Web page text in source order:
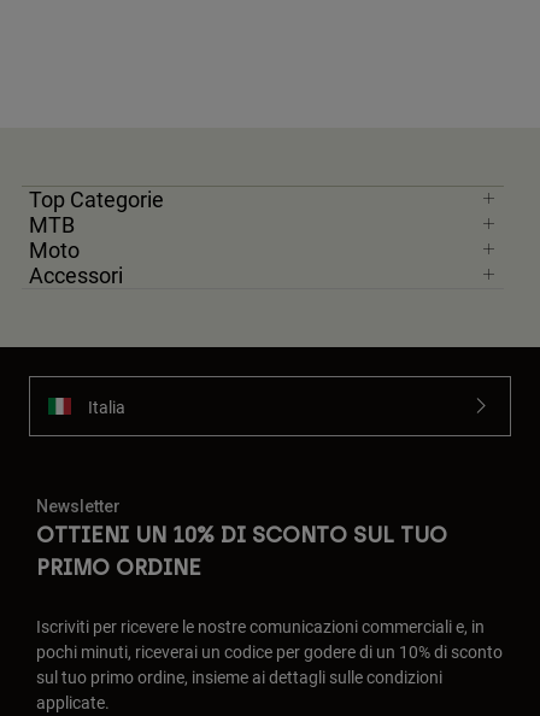
Top Categorie
MTB
Moto
Accessori
Italia
Newsletter
OTTIENI UN 10% DI SCONTO SUL TUO
PRIMO ORDINE
Iscriviti per ricevere le nostre comunicazioni commerciali e, in
pochi minuti, riceverai un codice per godere di un 10% di sconto
sul tuo primo ordine, insieme ai dettagli sulle condizioni
applicate.